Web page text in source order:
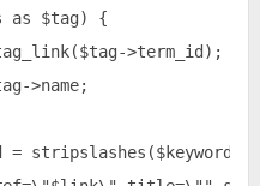
as $tag) {
>term_id);
>name;
stripslashes($keyword);